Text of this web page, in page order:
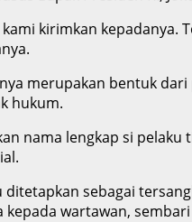
kirimkan
merupakan bentuk
hukum.
nama lengkap si
sebagai
wartawan,